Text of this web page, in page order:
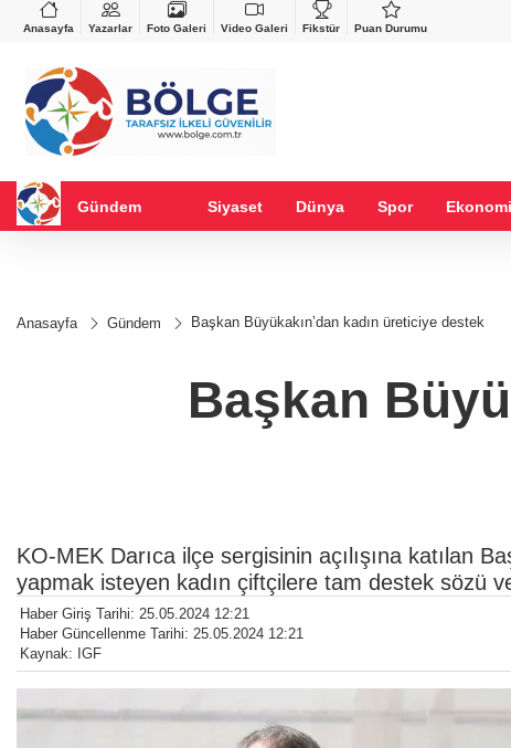
Anasayfa Yazarlar Foto Galeri Video Galeri Fikstür Puan Durumu
%-0,22
VND
0,0018
%0,23
GAU/TRY
6.666,91%2,69
Gündem Siyaset Dünya Spor Ekonomi
Anasayfa Gündem Başkan Büyükakın’dan kadın üreticiye destek
Başkan
KO-MEK Darıca ilçe sergisinin açılışına katılan
yapmak isteyen kadın çiftçilere tam destek sözü
Haber Giriş Tarihi: 25.05.2024 12:21
Haber Güncellenme Tarihi: 25.05.2024 12:21
Kaynak: IGF